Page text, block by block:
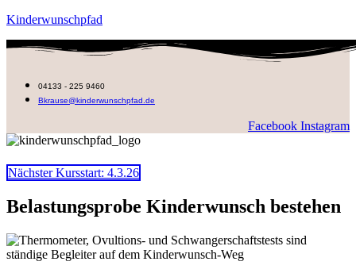
Zum
springen
Kinderwunschpfad
04133 - 225 9460
Bkrause@kinderwunschpfad.de
Facebook Instagram
Nächster Kursstart: 4.3.26
Belastungsprobe Kinderwunsch bestehen